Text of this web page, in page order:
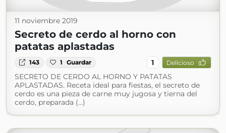
11 noviembre 2019
Secreto de cerdo al horno con
patatas aplastadas
143 1 Guardar 1 Delicioso
SECRETO DE CERDO AL HORNO Y PATATAS
APLASTADAS. Receta ideal para fiestas, el secreto de
cerdo es una pieza de carne muy jugosa y tierna del
cerdo, preparada (...)